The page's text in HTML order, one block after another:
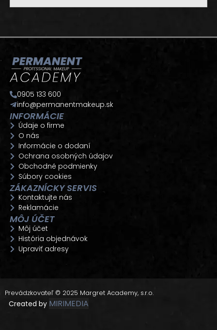
0905 133 600
info@permanentmakeup.sk
INFORMÁCIE
Údaje o firme
O nás
Informácie o dodaní
Ochrana osobných údajov
Obchodné podmienky
Súbory cookies
ZÁKAZNÍCKY SERVIS
Kontaktujte nás
Reklamácie
MÔJ ÚČET
Môj účet
História objednávok
Upraviť adresy
Prevádzkovateľ © 2025 Margret Academy, s.r.o.
Created by MIRIMEDIA